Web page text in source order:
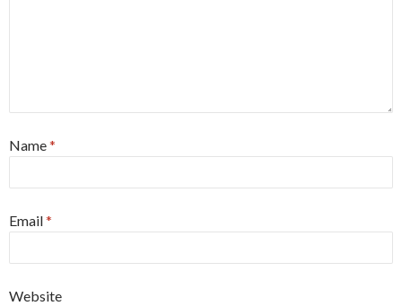
Name*
Email*
Website